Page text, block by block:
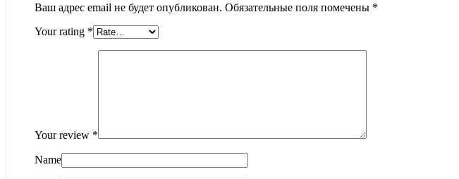
Ваш адрес email не будет опубликован. Обязательные поля помечены *
Your rating *
Your review *
Name